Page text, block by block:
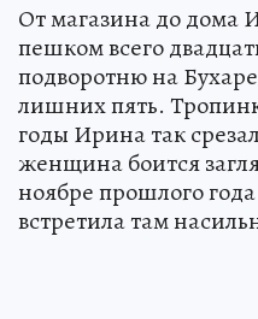
От магазина до дома
пешком всего
подворотню на
лишних пять.
годы Ирина так
женщина боится
ноябре прошлого
встретила там